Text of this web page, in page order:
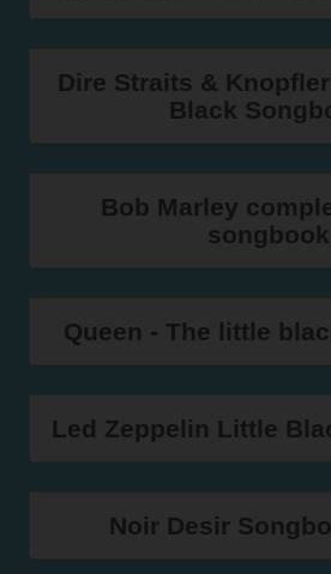
Dire Straits &
Black
Bob Marley
songbook
Queen - The little
Led Zeppelin Little
Noir Desir